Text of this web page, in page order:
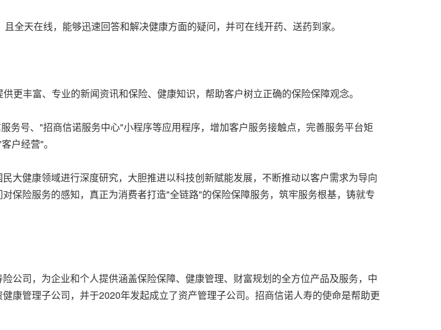
全天在线，能够迅速回答和解决健康方面的疑问，并可在线开药、送药到家。
更丰富、专业的新闻资讯和保险、健康知识，帮助客户树立正确的保险保障观念。
务号、"招商信诺服务中心"小程序等应用程序，增加客户服务接触点，完善服务平台矩
户经营"。
大健康领域进行深度研究，大胆推进以科技创新赋能发展，不断推动以客户需求为导向
保险服务的感知，真正为消费者打造"全链路"的保险保障服务，筑牢服务根基，铸就专
公司，为企业和个人提供涵盖保险保障、健康管理、财富规划的全方位产品及服务，中
康管理子公司，并于2020年发起成立了资产管理子公司。招商信诺人寿的使命是帮助更